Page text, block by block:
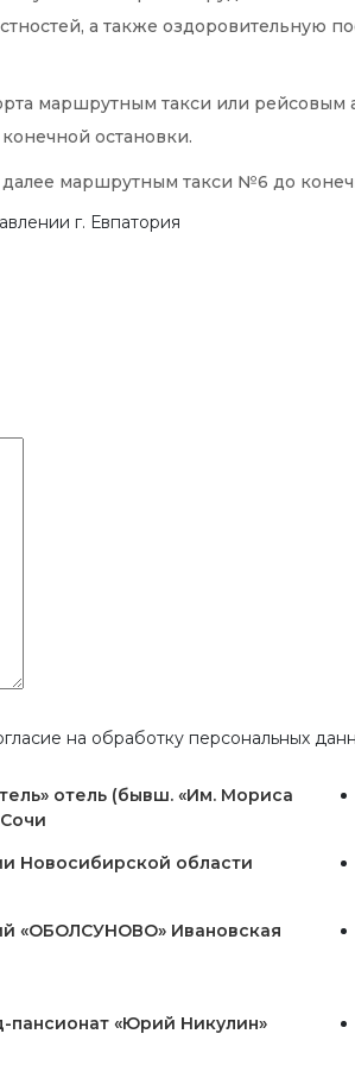
а также оздоровительную
маршрутным такси или
остановки.
далее маршрутным такси №6 до
г. Евпатория
на обработку персональных
отель (бывш. «Им. Мориса
Новосибирской области
«ОБОЛСУНОВО» Ивановская
пансионат «Юрий Никулин»